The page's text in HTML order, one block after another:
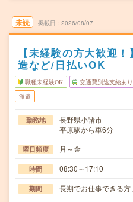
未読 掲載日 2026/08/07
【未経験の方大歓迎
造など/日払いOK
職種未経験OK 交通費別途支給あり
派遣
勤務地
長野県小諸市
平原駅から車6分
曜日頻度 月～金
時間 08:30～17:10
期間 長期でお仕事できる方